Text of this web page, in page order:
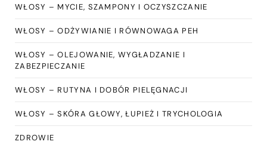
WŁOSY – MYCIE, SZAMPONY I OCZYSZCZANIE
WŁOSY – ODŻYWIANIE I RÓWNOWAGA PEH
WŁOSY – OLEJOWANIE, WYGŁADZANIE I
ZABEZPIECZANIE
WŁOSY – RUTYNA I DOBÓR PIELĘGNACJI
WŁOSY – SKÓRA GŁOWY, ŁUPIEŻ I TRYCHOLOGIA
ZDROWIE